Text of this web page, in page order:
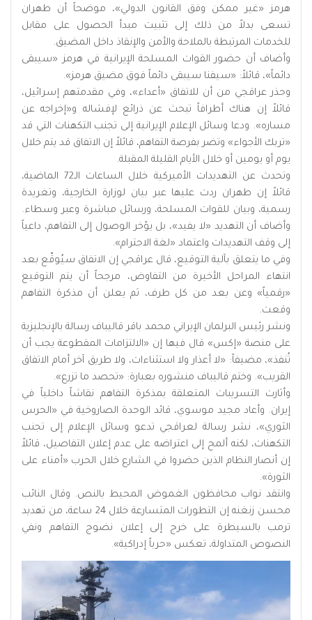
هرمز «غير ممكن وفق القانون الدولي»، موضحاً أن طهران
تسعى بدلاً من ذلك إلى تثبيت مبدأ الحصول على مقابل
للخدمات المرتبطة بالملاحة والأمن والإنقاذ داخل المضيق.
وأضاف أن حضور القوات المسلحة الإيرانية في هرمز «سيبقى
دائماً»، قائلاً: «سيفنا سيبقى دائماً فوق مضيق هرمز».
وحذر عراقجي من أن للاتفاق «أعداء»، وفي مقدمتهم إسرائيل،
قائلاً إن هناك أطرافاً تبحث عن ذرائع لإفشاله و«إخراجه عن
مساره». ودعا وسائل الإعلام الإيرانية إلى تجنب التكهنات التي قد
«تربك الأجواء» وتضر بفرصة التفاهم، قائلاً إن الاتفاق قد يتم خلال
يوم أو يومين أو خلال الأيام القليلة المقبلة.
وتحدث عن التهديدات الأميركية خلال الساعات الـ72 الماضية،
قائلاً إن طهران ردت عليها عبر بيان لوزارة الخارجية، وتغريدة
رسمية، وبيان للقوات المسلحة، ورسائل مباشرة وعبر وسطاء.
وأضاف أن التهديد «لا يفيد»، بل يؤخر الوصول إلى التفاهم، داعياً
إلى وقف التهديدات واعتماد «لغة الاحترام».
وفي ما يتعلق بآلية التوقيع، قال عراقجي إن الاتفاق سيُوقّع بعد
انتهاء المراحل الأخيرة من التفاوض، مرجحاً أن يتم التوقيع
«رقمياً» وعن بعد من كل طرف، ثم يعلن أن مذكرة التفاهم
وقعت.
ونشر رئيس البرلمان الإيراني محمد باقر قاليباف رسالة بالإنجليزية
على منصة «إكس» قال فيها إن «الالتزامات المقطوعة يجب أن
تُنفذ»، مضيفاً: «لا أعذار ولا استثناءات، ولا طريق آخر أمام الاتفاق
القريب». وختم قاليباف منشوره بعبارة: «تحصد ما تزرع».
وأثارت التسريبات المتعلقة بمذكرة التفاهم نقاشاً داخلياً في
إيران. وأعاد مجيد موسوي، قائد الوحدة الصاروخية في «الحرس
الثوري»، نشر رسالة لعراقجي تدعو وسائل الإعلام إلى تجنب
التكهنات، لكنه ألمح إلى اعتراضه على عدم إعلان التفاصيل، قائلاً
إن أنصار النظام الذين حضروا في الشارع خلال الحرب «أمناء على
الثورة».
وانتقد نواب محافظون الغموض المحيط بالنص. وقال النائب
محسن زنغنه إن التطورات المتسارعة خلال 24 ساعة، من تهديد
ترمب بالسيطرة على خرج إلى إعلان نضوج التفاهم ونفي
النصوص المتداولة، تعكس «حرباً إدراكية».